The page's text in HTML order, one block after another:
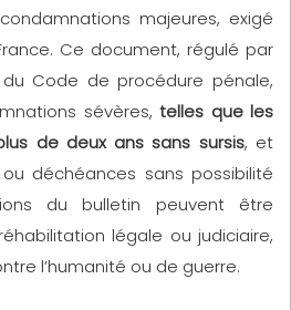
majeures, exigé
Ce document, régulé par
Code de procédure pénale,
sévères,telles que les
de deux ans sans sursis, et
déchéances sans possibilité
du bulletin peuvent être
légale ou judiciaire,
l’humanité ou de guerre.